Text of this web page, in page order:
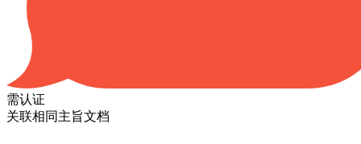
需认证
关联相同主旨文档